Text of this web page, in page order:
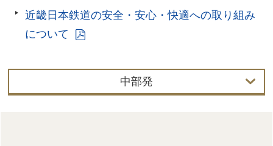
近畿日本鉄道の安全・安心・快適への取り組み
について
中部発